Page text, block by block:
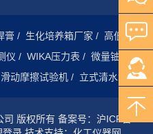
膏 / 生化培养箱厂家 / 高低温试
仪 / WIKA压力表 / 微量铀分析
滑动摩擦试验机 / 立式清水泵/
司 版权所有 备案号：沪ICP备